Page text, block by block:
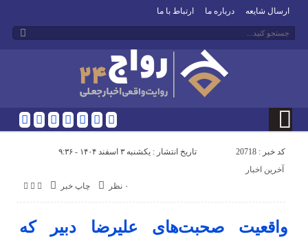
ارسال شایعه درباره ما ارتباط با ما
کد خبر : 20718 تاریخ انتشار : یکشنبه ۳ اسفند ۱۴۰۴ - ۹:۳۶
چاپ خبر ۰ نظر
آخرین اخبار
واقعیت صحبت‌های علیرضا دبیر که